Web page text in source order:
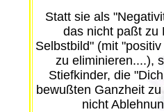
Statt sie als
das nicht paßt zu
Selbstbild" (mit
zu eliminieren....),
Stiefkinder, die
bewußten Ganzheit
nicht